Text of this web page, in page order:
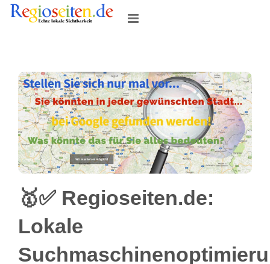
Skip
🥇✅ Regioseiten.de:
Lokale